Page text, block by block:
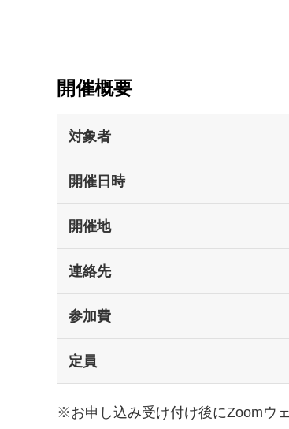
開催概要
対象者
開催日時
開催地
連絡先
参加費
定員
※お申し込み受け付け後にZoomウ